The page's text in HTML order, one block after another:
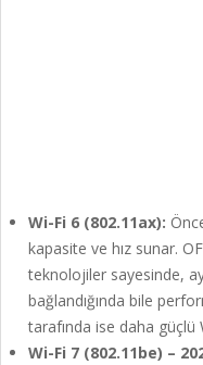
Wi-Fi 6 (802.11ax):
kapasite ve hız sunar.
teknolojiler sayesinde,
bağlandığında bile
tarafında ise daha güçlü
Wi-Fi 7 (802.11be) –